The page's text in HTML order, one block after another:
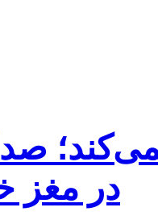
در مغز